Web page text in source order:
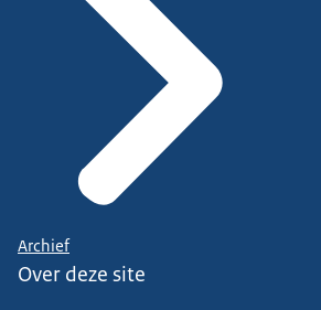
Archief
Over deze site